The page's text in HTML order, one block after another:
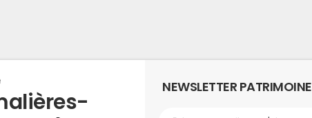
NEWSLETTER PATRIMOINE